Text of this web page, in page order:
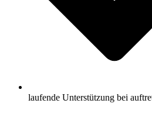
laufende Unterstützung bei